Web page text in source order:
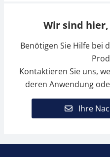
Wir sind
Benötigen Sie Hilfe bei
Kontaktieren Sie uns,
deren Anwendung
Ihre